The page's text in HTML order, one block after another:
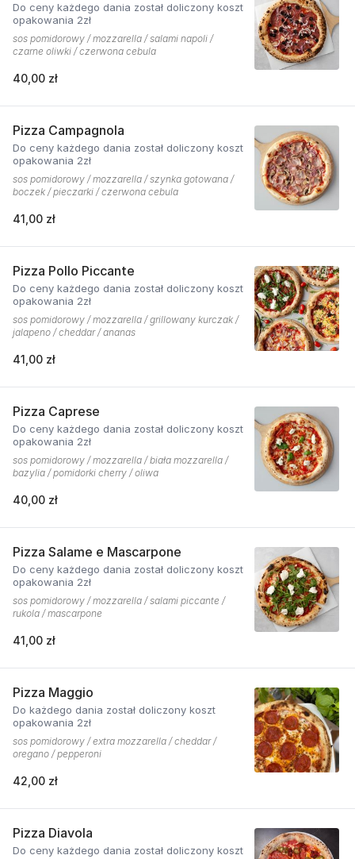
Do ceny każdego dania został doliczony koszt
opakowania 2zł
sos pomidorowy / mozzarella / salami napoli /
czarne oliwki / czerwona cebula
40,00 zł
Pizza Campagnola
Do ceny każdego dania został doliczony koszt
opakowania 2zł
sos pomidorowy / mozzarella / szynka gotowana /
boczek / pieczarki / czerwona cebula
41,00 zł
Pizza Pollo Piccante
Do ceny każdego dania został doliczony koszt
opakowania 2zł
sos pomidorowy / mozzarella / grillowany kurczak /
jalapeno / cheddar / ananas
41,00 zł
Pizza Caprese
Do ceny każdego dania został doliczony koszt
opakowania 2zł
sos pomidorowy / mozzarella / biała mozzarella /
bazylia / pomidorki cherry / oliwa
40,00 zł
Pizza Salame e Mascarpone
Do ceny każdego dania został doliczony koszt
opakowania 2zł
sos pomidorowy / mozzarella / salami piccante /
rukola / mascarpone
41,00 zł
Pizza Maggio
Do każdego dania został doliczony koszt
opakowania 2zł
sos pomidorowy / extra mozzarella / cheddar /
oregano / pepperoni
42,00 zł
Pizza Diavola
Do ceny każdego dania został doliczony koszt